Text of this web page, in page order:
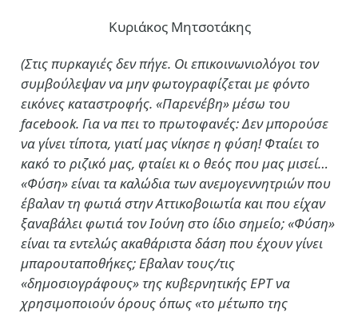
Κυριάκος Μητσοτάκης
(Στις πυρκαγιές δεν πήγε. Οι επικοινωνιολόγοι τον
συμβούλεψαν να μην φωτογραφίζεται με φόντο
εικόνες καταστροφής. «Παρενέβη» μέσω του
facebook. Για να πει το πρωτοφανές: Δεν μπορούσε
να γίνει τίποτα, γιατί μας νίκησε η φύση! Φταίει το
κακό το ριζικό μας, φταίει κι ο θεός που μας μισεί…
«Φύση» είναι τα καλώδια των ανεμογεννητριών που
έβαλαν τη φωτιά στην Αττικοβοιωτία και που είχαν
ξαναβάλει φωτιά τον Ιούνη στο ίδιο σημείο; «Φύση»
είναι τα εντελώς ακαθάριστα δάση που έχουν γίνει
μπαρουταποθήκες; Εβαλαν τους/τις
«δημοσιογράφους» της κυβερνητικής ΕΡΤ να
χρησιμοποιούν όρους όπως «το μέτωπο της